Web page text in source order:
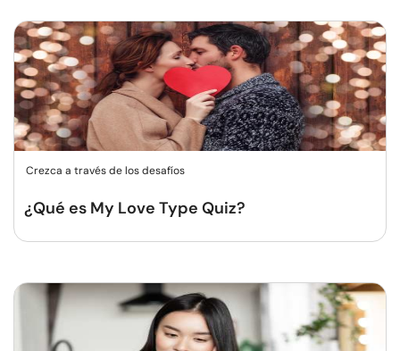
Crezca a través de los desafíos
¿Qué es My Love Type Quiz?